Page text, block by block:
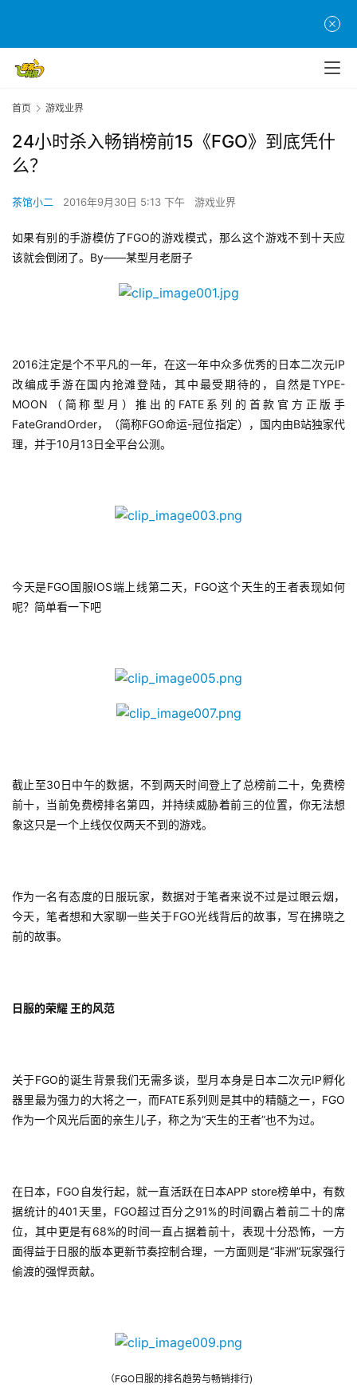
首页 游戏业界
24小时杀入畅销榜前15《FGO》到底凭什
么？
茶馆小二 2016年9月30日 5:13 下午 游戏业界
如果有别的手游模仿了FGO的游戏模式，那么这个游戏不到十天应
该就会倒闭了。By——某型月老厨子
2016注定是个不平凡的一年，在这一年中众多优秀的日本二次元IP
改编成手游在国内抢滩登陆，其中最受期待的，自然是TYPE-
MOON（简称型月）推出的FATE系列的首款官方正版手
FateGrandOrder，（简称FGO命运-冠位指定），国内由B站独家代
理，并于10月13日全平台公测。
今天是FGO国服IOS端上线第二天，FGO这个天生的王者表现如何
呢？简单看一下吧
截止至30日中午的数据，不到两天时间登上了总榜前二十，免费榜
前十，当前免费榜排名第四，并持续威胁着前三的位置，你无法想
象这只是一个上线仅仅两天不到的游戏。
作为一名有态度的日服玩家，数据对于笔者来说不过是过眼云烟，
今天，笔者想和大家聊一些关于FGO光线背后的故事，写在拂晓之
前的故事。
日服的荣耀 王的风范
关于FGO的诞生背景我们无需多谈，型月本身是日本二次元IP孵化
器里最为强力的大将之一，而FATE系列则是其中的精髓之一，FGO
作为一个风光后面的亲生儿子，称之为“天生的王者”也不为过。
在日本，FGO自发行起，就一直活跃在日本APP store榜单中，有数
据统计的401天里，FGO超过百分之91%的时间霸占着前二十的席
位，其中更是有68%的时间一直占据着前十，表现十分恐怖，一方
面得益于日服的版本更新节奏控制合理，一方面则是“非洲”玩家强行
偷渡的强悍贡献。
（FGO日服的排名趋势与畅销排行)